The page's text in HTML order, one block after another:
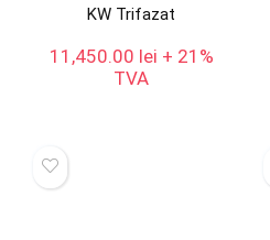
KW Trifazat
11,450.00 lei + 21%
TVA